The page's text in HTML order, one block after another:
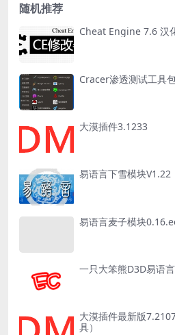
随机推荐
Cheat Engine 7.6 汉
Cracer渗透测试工具
大漠插件3.1233
易语言下雪模块V1.22
易语言麦子模块
一只大笨熊D3D易语
大漠插件最新版
具）